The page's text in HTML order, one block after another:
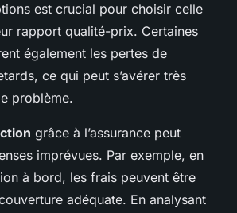
est crucial pour choisir celle
rapport qualité-prix. Certaines
également les pertes de
ce qui peut s’avérer très
problème.
grâce à l’assurance peut
imprévues. Par exemple, en
à bord, les frais peuvent être
adéquate. En analysant